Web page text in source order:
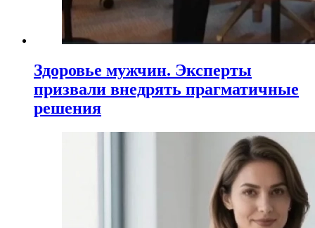
Здоровье мужчин. Эксперты
призвали внедрять прагматичные
решения